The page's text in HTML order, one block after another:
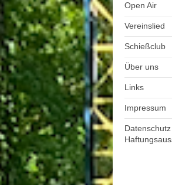
Open Air
Vereinslied
Schießclub
Über uns
Links
Impressum